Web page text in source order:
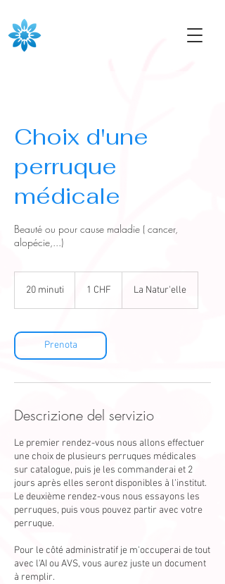
Choix d'une
perruque
médicale
Beauté ou pour cause maladie ( cancer,
alopécie,...)
20 minuti
i
n
u
i
svizzero
1 CHF La Natur'elle
Prenota
Descrizione del servizio
Le premier rendez-vous nous allons effectuer
une choix de plusieurs perruques médicales
sur catalogue, puis je les commanderai et 2
jours après elles seront disponibles à l’institut.
Le deuxième rendez-vous nous essayons les
perruques, puis vous pouvez partir avec votre
perruque.
Pour le côté administratif je m'occuperai de tout
avec l'AI ou AVS, vous aurez juste un document
à remplir.